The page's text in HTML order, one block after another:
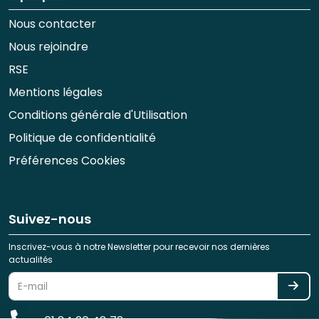
Nous contacter
Nous rejoindre
RSE
Mentions légales
Conditions générale d'Utilisation
Politique de confidentialité
Préférences Cookies
Suivez-nous
Inscrivez-vous à notre Newsletter pour recevoir nos dernières
actualités